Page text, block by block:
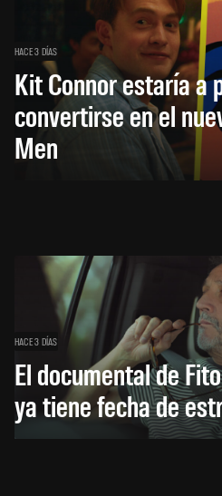
HACE 3 DÍAS
Kit Connor estaría a
convertirse en el
Men
HACE 3 DÍAS
El documental de
ya tiene fecha de